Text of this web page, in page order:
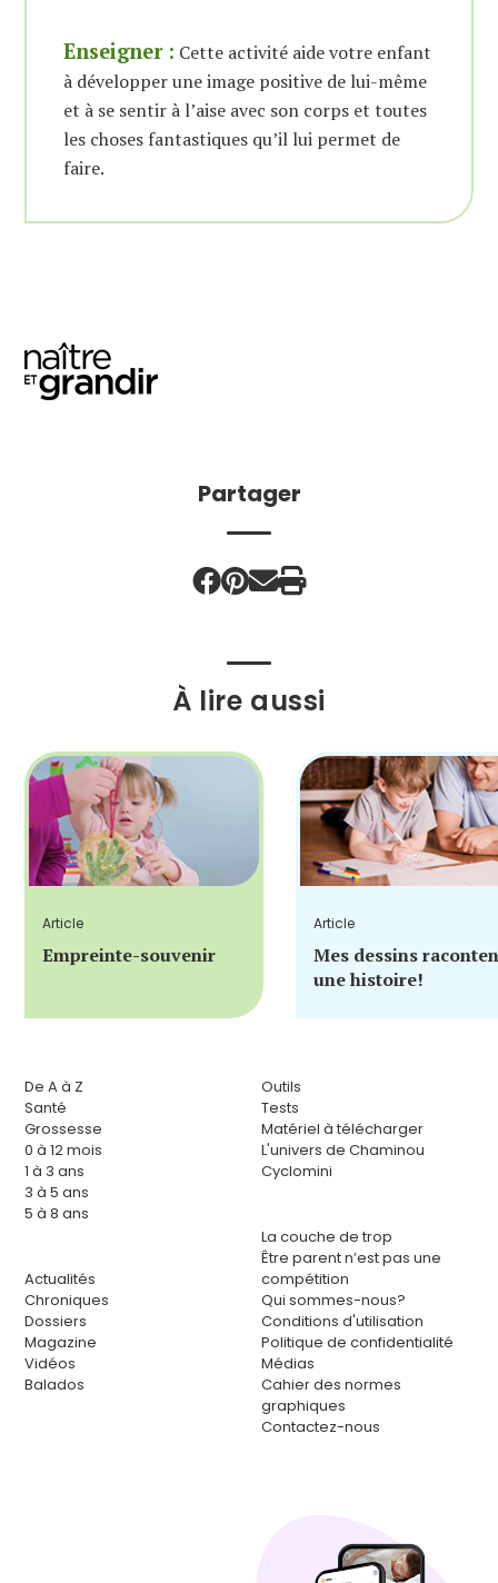
Enseigner : Cette activité aide votre enfant
à développer une image positive de lui-même
et à se sentir à l’aise avec son corps et toutes
les choses fantastiques qu’il lui permet de
faire.
Partager
À lire aussi
Article
Empreinte-souvenir
Article
Mes dessins
une histoire!
De A à Z
Santé
Grossesse
0 à 12 mois
1 à 3 ans
3 à 5 ans
5 à 8 ans
Actualités
Chroniques
Dossiers
Magazine
Vidéos
Balados
Outils
Tests
Matériel à télécharger
L'univers de Chaminou
Cyclomini
La couche de trop
Être parent n’est pas une
compétition
Qui sommes-nous?
Conditions d'utilisation
Politique de confidentialité
Médias
Cahier des normes
graphiques
Contactez-nous